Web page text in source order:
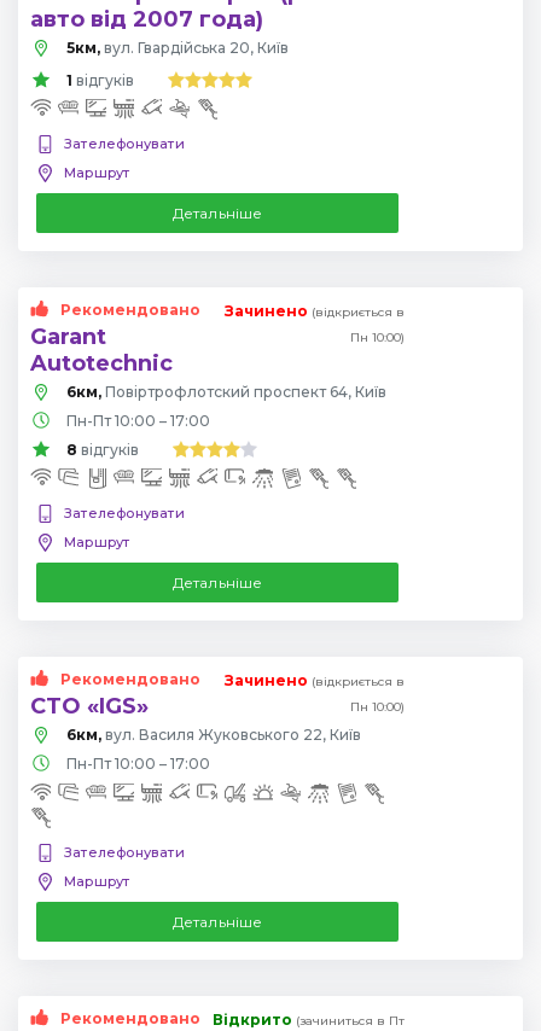
авто від 2007 года)
5км, вул. Гвардійська 20, Київ
1 відгуків
Зателефонувати
Маршрут
Детальніше
Рекомендовано
Garant
Autotechnic
Зачинено (відкриється в
Пн 10:00)
6км,
Повіртрофлотский проспект 64, Київ
Пн-Пт 10:00 – 17:00
8 відгуків
Зателефонувати
Маршрут
Детальніше
Рекомендовано
СТО «IGS»
Зачинено (відкриється в
Пн 10:00)
6км, вул. Василя Жуковського 22, Київ
Пн-Пт 10:00 – 17:00
Зателефонувати
Маршрут
Детальніше
Рекомендовано Відкрито (зачиниться в Пт